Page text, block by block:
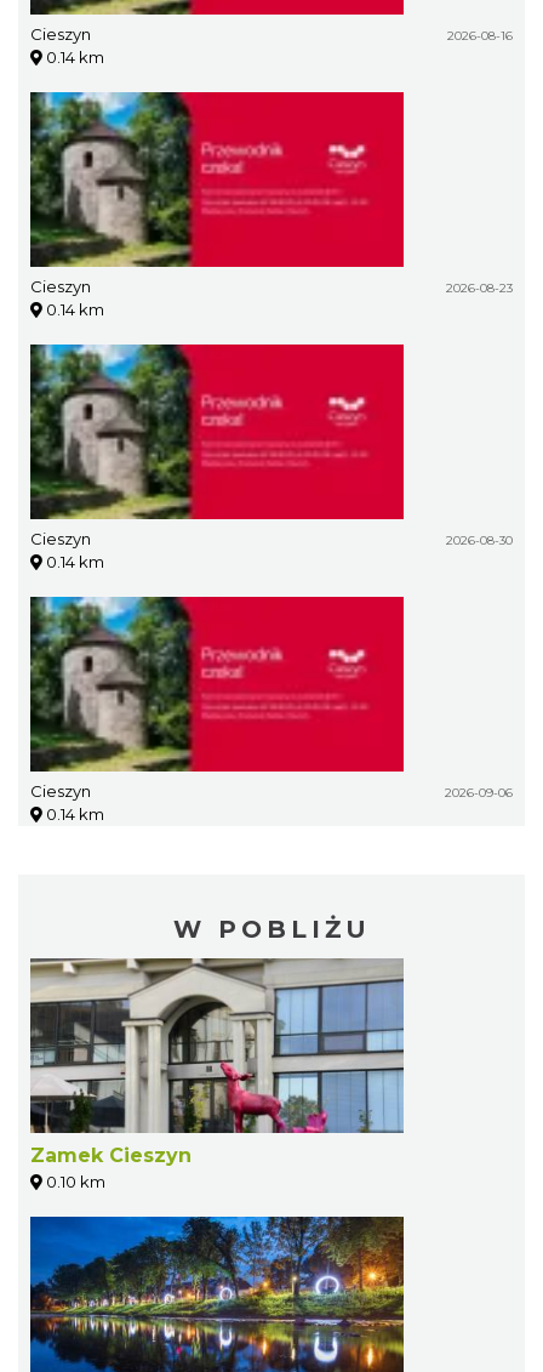
Cieszyn 2026-08-16
0.14 km
Cieszyn 2026-08-23
0.14 km
Cieszyn 2026-08-30
0.14 km
Cieszyn 2026-09-06
0.14 km
W POBLIŻU
Zamek Cieszyn
0.10 km